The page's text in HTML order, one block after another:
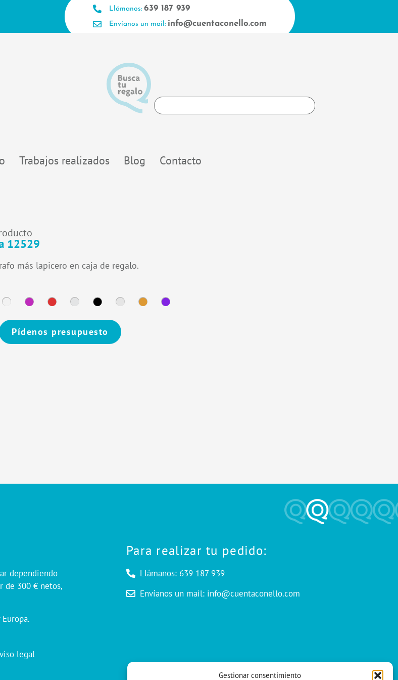
Gestionar consentimiento
Llámanos: 639 187 939
Envíanos un mail: info@cuentaconello.com
Search
...
Trabajos realizados Blog Contacto
12529
más lapicero en caja de regalo.
Pídenos presupuesto
dependiendo
de 300 € netos,
legal
Para realizar tu pedido:
Llámanos: 639 187 939
Envíanos un mail: info@cuentaconello.com